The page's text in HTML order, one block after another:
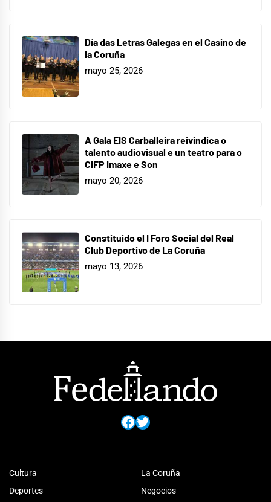
Día das Letras Galegas en el Casino de
la Coruña
mayo 25, 2026
A Gala EIS Carballeira reivindica o
talento audiovisual e un teatro para o
CIFP Imaxe e Son
mayo 20, 2026
Constituido el I Foro Social del Real
Club Deportivo de La Coruña
mayo 13, 2026
Facebook
Twitter
Cultura
Deportes
La Coruña
Negocios